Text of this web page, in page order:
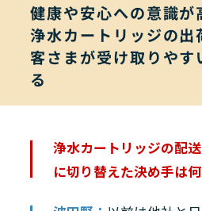
健康や安心への意識が
浄水カートリッジの出
客さまが受け取りやす
る
浄水カートリッジの配
に切り替えた決め手は何